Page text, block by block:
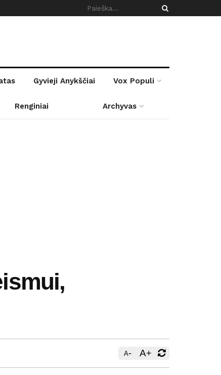
Gyvieji Anykščiai Vox Populi
Renginiai Archyvas
A- A+